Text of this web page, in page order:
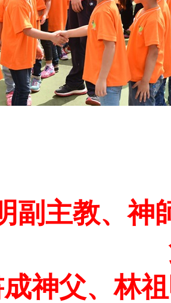
副主教、神
神父、林